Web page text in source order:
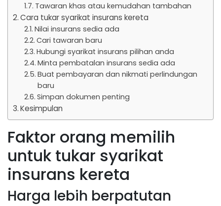
Tawaran khas atau kemudahan tambahan
Cara tukar syarikat insurans kereta
Nilai insurans sedia ada
Cari tawaran baru
Hubungi syarikat insurans pilihan anda
Minta pembatalan insurans sedia ada
Buat pembayaran dan nikmati perlindungan
baru
Simpan dokumen penting
Kesimpulan
Faktor orang memilih
untuk tukar syarikat
insurans kereta
Harga lebih berpatutan